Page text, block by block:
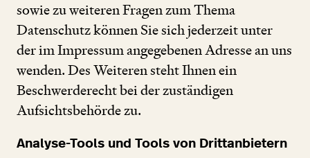
sowie zu weiteren Fragen zum Thema
Datenschutz können Sie sich jederzeit unter
der im Impressum angegebenen Adresse an uns
wenden. Des Weiteren steht Ihnen ein
Beschwerderecht bei der zuständigen
Aufsichtsbehörde zu.
Analyse-Tools und Tools von Drittanbietern